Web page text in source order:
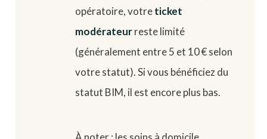
opératoire, votreticket
modérateurreste limité
(généralement entre 5 et 10 € selon
votre statut). Si vous bénéficiez du
statut BIM, il est encore plus bas.